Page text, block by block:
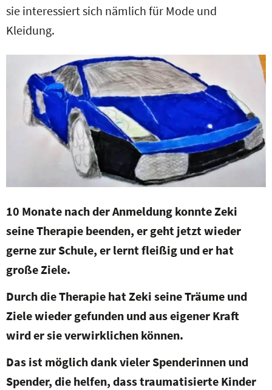
sie interessiert sich nämlich für Mode und
Kleidung.
10 Monate nach der Anmeldung konnte Zeki
seine Therapie beenden, er geht jetzt wieder
gerne zur Schule, er lernt fleißig und er hat
große Ziele.
Durch die Therapie hat Zeki seine Träume und
Ziele wieder gefunden und aus eigener Kraft
wird er sie verwirklichen können.
Das ist möglich dank vieler Spenderinnen und
Spender, die helfen, dass traumatisierte Kinder